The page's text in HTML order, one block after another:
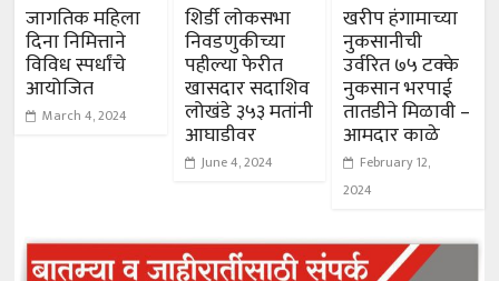
जागतिक महिला
दिना निमित्ताने
विविध स्पर्धांचे
आयोजित
March 4, 2024
शिर्डी लोकसभा
निवडणुकीच्या
पहील्या फेरीत
खासदार सदाशिव
लोखंडे ३५३ मतांनी
आघाडीवर
June 4, 2024
खरीप हंगामाच्या
नुकसानीची
उर्वरित ७५ टक्के
नुकसान भरपाई
तातडीने मिळावी –
आमदार काळे
February 12,
2024